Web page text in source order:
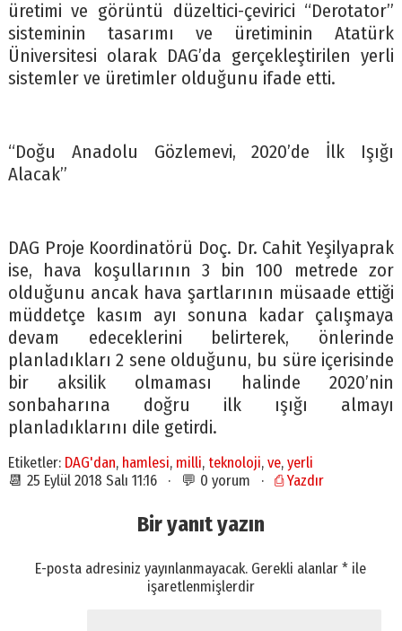
üretimi ve görüntü düzeltici-çevirici “Derotator”
sisteminin tasarımı ve üretiminin Atatürk
Üniversitesi olarak DAG’da gerçekleştirilen yerli
sistemler ve üretimler olduğunu ifade etti.
“Doğu Anadolu Gözlemevi, 2020’de İlk Işığı
Alacak”
DAG Proje Koordinatörü Doç. Dr. Cahit Yeşilyaprak
ise, hava koşullarının 3 bin 100 metrede zor
olduğunu ancak hava şartlarının müsaade ettiği
müddetçe kasım ayı sonuna kadar çalışmaya
devam edeceklerini belirterek, önlerinde
planladıkları 2 sene olduğunu, bu süre içerisinde
bir aksilik olmaması halinde 2020’nin
sonbaharına doğru ilk ışığı almayı
planladıklarını dile getirdi.
Etiketler: DAG'dan, hamlesi, milli, teknoloji, ve, yerli
📆 25 Eylül 2018 Salı 11:16 · 💬 0 yorum · ⎙ Yazdır
Bir yanıt yazın
E-posta adresiniz yayınlanmayacak. Gerekli alanlar* ile
işaretlenmişlerdir